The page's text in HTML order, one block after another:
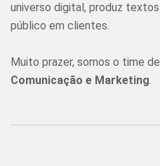
universo digital, produz
público em clientes.
Muito prazer, somos o time
Comunicação e Marketing.